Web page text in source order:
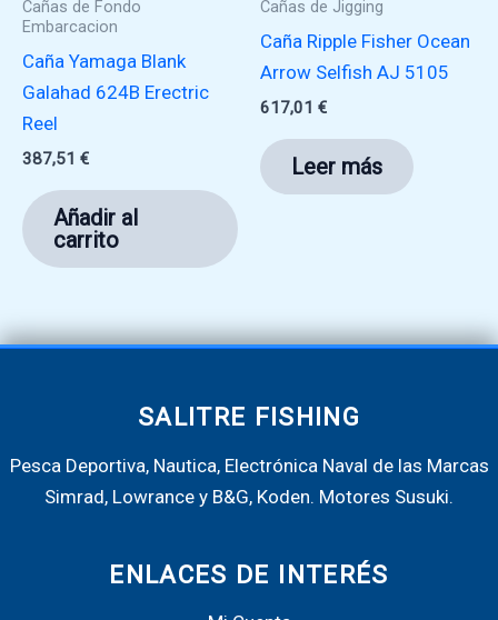
Cañas de Fondo
Embarcacion
Caña Yamaga Blank
Galahad 624B Erectric
Reel
387,51 €
Añadir al
carrito
Cañas de Jigging
Caña Ripple Fisher Ocean
Arrow Selfish AJ 5105
617,01 €
Leer más
SALITRE FISHING
Pesca Deportiva, Nautica, Electrónica Naval de las Marcas
Simrad, Lowrance y B&G, Koden. Motores Susuki.
ENLACES DE INTERÉS